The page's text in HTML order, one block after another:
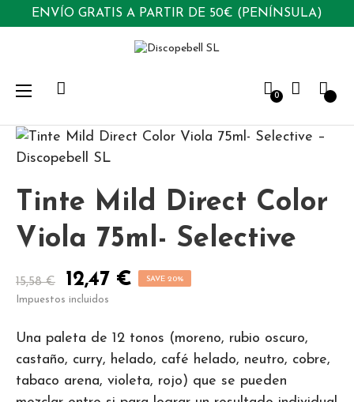
ENVÍO GRATIS A PARTIR DE 50€ (PENÍNSULA)
0
Navegación
palanca
☰
Tinte Mild Direct Color
Viola 75ml- Selective
15,58 € 12,47 € SAVE 20%
Impuestos incluidos
Una paleta de 12 tonos (moreno, rubio oscuro,
castaño, curry, helado, café helado, neutro, cobre,
tabaco arena, violeta, rojo) que se pueden